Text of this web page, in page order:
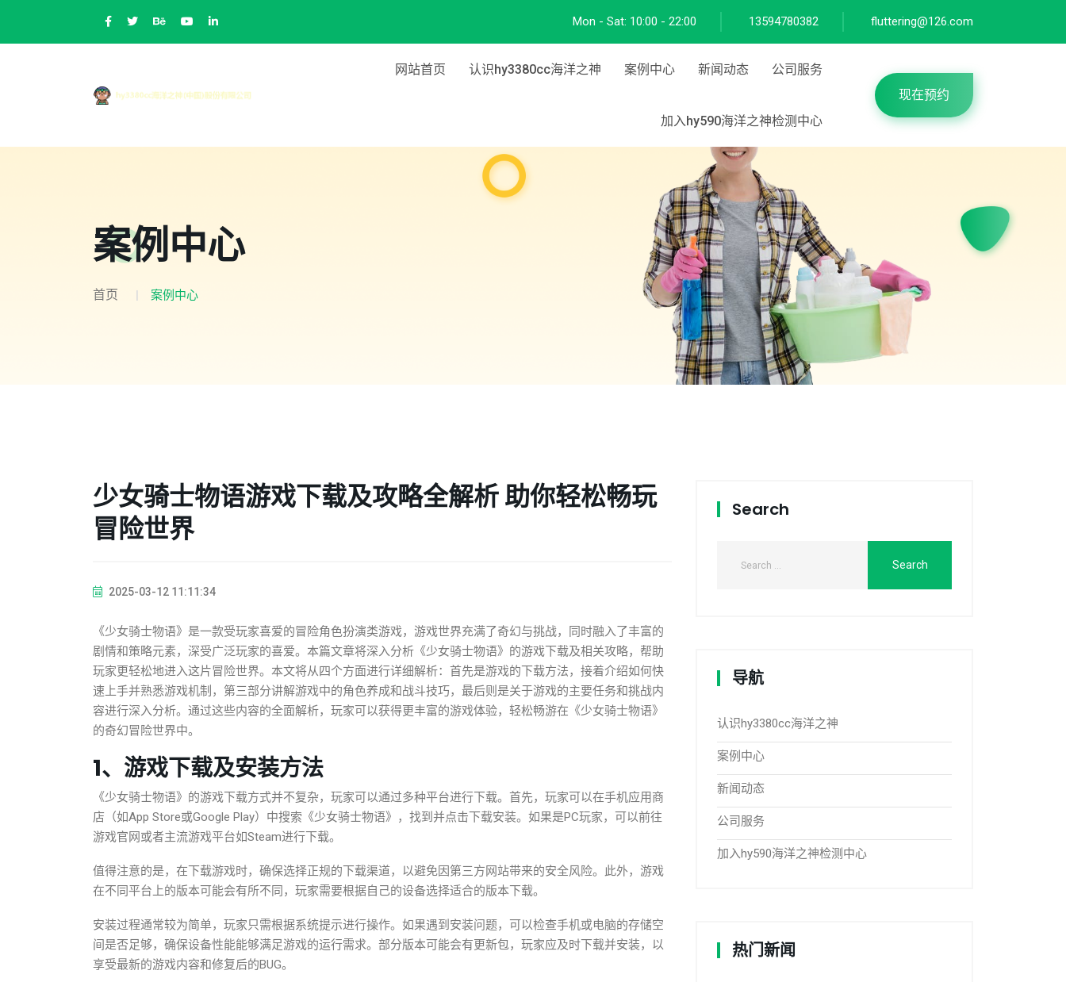
Mon - Sat: 10:00 - 22:00 13594780382 fluttering@126.com
网站首页 认识hy3380cc海洋之神 案例中心 新闻动态 公司服务
加入hy590海洋之神检测中心
现在预约
案例中心
首页 案例中心
少女骑士物语游戏下载及攻略全解析 助你轻松畅玩
冒险世界
2025-03-12 11:11:34
《少女骑士物语》是一款受玩家喜爱的冒险角色扮演类游戏，游戏世界充满了奇幻与挑战，同时融入了丰富的
剧情和策略元素，深受广泛玩家的喜爱。本篇文章将深入分析《少女骑士物语》的游戏下载及相关攻略，帮助
玩家更轻松地进入这片冒险世界。本文将从四个方面进行详细解析：首先是游戏的下载方法，接着介绍如何快
速上手并熟悉游戏机制，第三部分讲解游戏中的角色养成和战斗技巧，最后则是关于游戏的主要任务和挑战内
容进行深入分析。通过这些内容的全面解析，玩家可以获得更丰富的游戏体验，轻松畅游在《少女骑士物语》
的奇幻冒险世界中。
1、游戏下载及安装方法
《少女骑士物语》的游戏下载方式并不复杂，玩家可以通过多种平台进行下载。首先，玩家可以在手机应用商
店（如App Store或Google Play）中搜索《少女骑士物语》，找到并点击下载安装。如果是PC玩家，可以前往
游戏官网或者主流游戏平台如Steam进行下载。
值得注意的是，在下载游戏时，确保选择正规的下载渠道，以避免因第三方网站带来的安全风险。此外，游戏
在不同平台上的版本可能会有所不同，玩家需要根据自己的设备选择适合的版本下载。
安装过程通常较为简单，玩家只需根据系统提示进行操作。如果遇到安装问题，可以检查手机或电脑的存储空
间是否足够，确保设备性能能够满足游戏的运行需求。部分版本可能会有更新包，玩家应及时下载并安装，以
享受最新的游戏内容和修复后的BUG。
Search
导航
认识hy3380cc海洋之神
案例中心
新闻动态
公司服务
加入hy590海洋之神检测中心
热门新闻